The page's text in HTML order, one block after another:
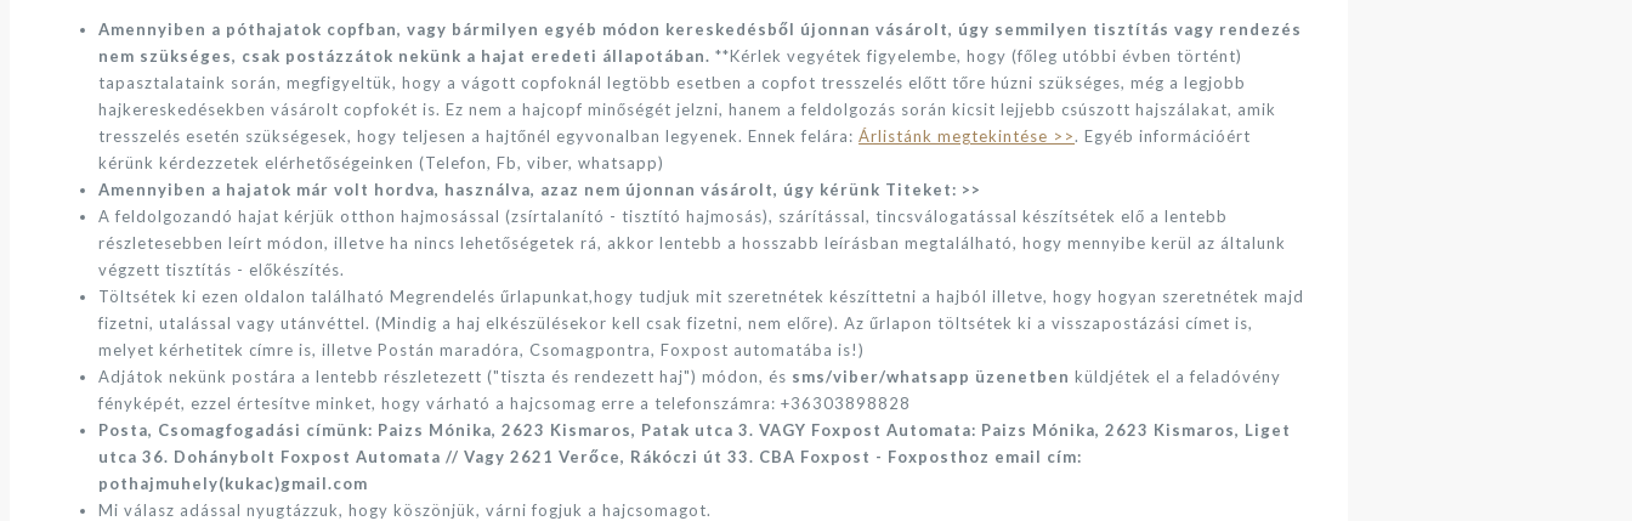
Amennyiben a póthajatok copfban, vagy bármilyen egyéb módon kereskedésből újonnan vásárolt, úgy semmilyen tisztítás vagy rendezés
nem szükséges, csak postázzátok nekünk a hajat eredeti állapotában.**Kérlek vegyétek figyelembe, hogy (főleg utóbbi évben történt)
tapasztalataink során, megfigyeltük, hogy a vágott copfoknál legtöbb esetben a copfot tresszelés előtt tőre húzni szükséges, még a legjobb
hajkereskedésekben vásárolt copfokét is. Ez nem a hajcopf minőségét jelzni, hanem a feldolgozás során kicsit lejjebb csúszott hajszálakat, amik
tresszelés esetén szükségesek, hogy teljesen a hajtőnél egyvonalban legyenek. Ennek felára:Árlistánk megtekintése >>. Egyéb információért
kérünk kérdezzetek elérhetőségeinken (Telefon, Fb, viber, whatsapp)
Amennyiben a hajatok már volt hordva, használva, azaz nem újonnan vásárolt, úgy kérünk Titeket: >>
A feldolgozandó hajat kérjük otthon hajmosással (zsírtalanító - tisztító hajmosás), szárítással, tincsválogatással készítsétek elő a lentebb
részletesebben leírt módon, illetve ha nincs lehetőségetek rá, akkor lentebb a hosszabb leírásban megtalálható, hogy mennyibe kerül az általunk
végzett tisztítás - előkészítés.
Töltsétek ki ezen oldalon található Megrendelés űrlapunkat,hogy tudjuk mit szeretnétek készíttetni a hajból illetve, hogy hogyan szeretnétek majd
fizetni, utalással vagy utánvéttel. (Mindig a haj elkészülésekor kell csak fizetni, nem előre). Az űrlapon töltsétek ki a visszapostázási címet is,
melyet kérhetitek címre is, illetve Postán maradóra, Csomagpontra, Foxpost automatába is!)
Adjátok nekünk postára a lentebb részletezett ("tiszta és rendezett haj") módon, és sms/viber/whatsapp üzenetben küldjétek el a feladóvény
fényképét, ezzel értesítve minket, hogy várható a hajcsomag erre a telefonszámra: +36303898828
Posta, Csomagfogadási címünk: Paizs Mónika, 2623 Kismaros, Patak utca 3. VAGY Foxpost Automata: Paizs Mónika, 2623 Kismaros, Liget
utca 36. Dohánybolt Foxpost Automata // Vagy 2621 Verőce, Rákóczi út 33. CBA Foxpost - Foxposthoz email cím:
pothajmuhely(kukac)gmail.com
Mi válasz adással nyugtázzuk, hogy köszönjük, várni fogjuk a hajcsomagot.